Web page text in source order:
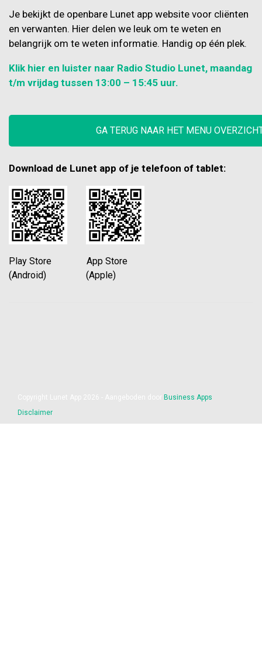
Je bekijkt de openbare Lunet app website voor cliënten
en verwanten. Hier delen we leuk om te weten en
belangrijk om te weten informatie. Handig op één plek.
Klik hier en luister naar Radio Studio Lunet, maandag
t/m vrijdag tussen 13:00 – 15:45 uur.
GA TERUG NAAR HET MENU
Download de Lunet app of je telefoon of tablet:
Play Store App Store
(Android) (Apple)
Business Apps
Disclaimer